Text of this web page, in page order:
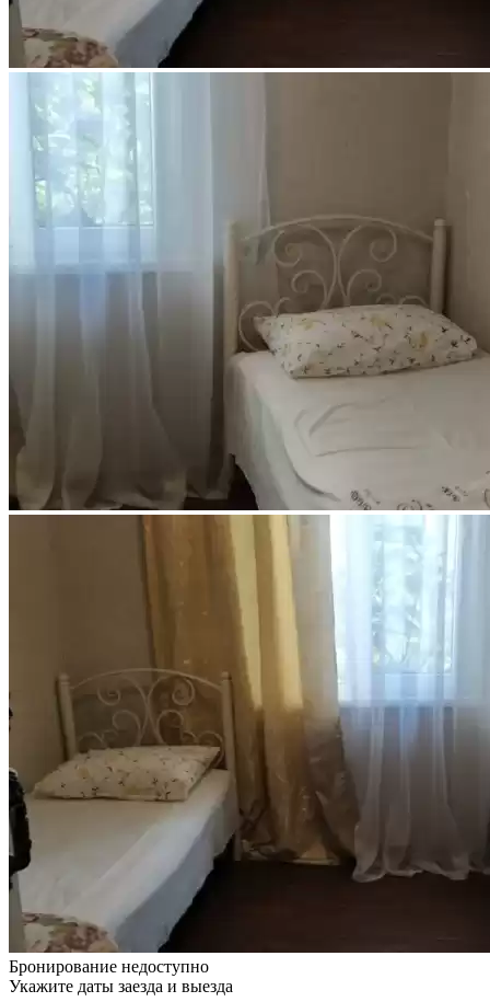
Бронирование недоступно
Укажите даты заезда и выезда